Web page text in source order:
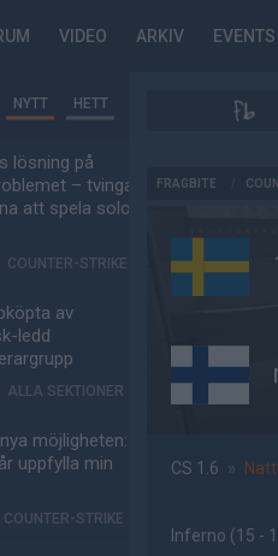
VIDEO ARKIV EVENTS
NYTT HETT
lösning på
– tvinga
att spela solo-
COUNTER-STRIKE
av
ledd
ALLA SEKTIONER
möjligheten:
uppfylla min
COUNTER-STRIKE
FRAGBITE
CS 1.6 »
Inferno (15 -